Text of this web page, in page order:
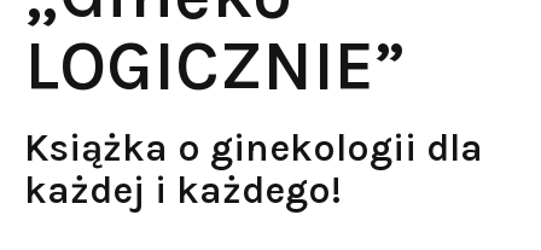
LOGICZNIE”
Książka o ginekologii dla
każdej i każdego!